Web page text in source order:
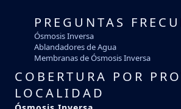
PREGUNTAS
Ósmosis Inversa
Ablandadores de Agua
Membranas de Ósmosis Inversa
COBERTURA POR
LOCALIDAD